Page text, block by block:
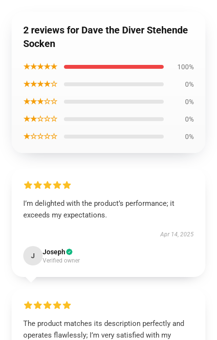
2 reviews for Dave the Diver Stehende
Socken
★★★★★ 100%
★★★★☆ 0%
★★★☆☆ 0%
★★☆☆☆ 0%
★☆☆☆☆ 0%
I’m delighted with the product’s performance; it
exceeds my expectations.
Apr 14, 2025
J Joseph
Verified owner
The product matches its description perfectly and
operates flawlessly; I’m very satisfied with my